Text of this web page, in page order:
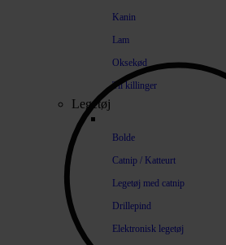
Kanin
Lam
Oksekød
Til killinger
Legetøj
Bolde
Catnip / Katteurt
Legetøj med catnip
Drillepind
Elektronisk legetøj